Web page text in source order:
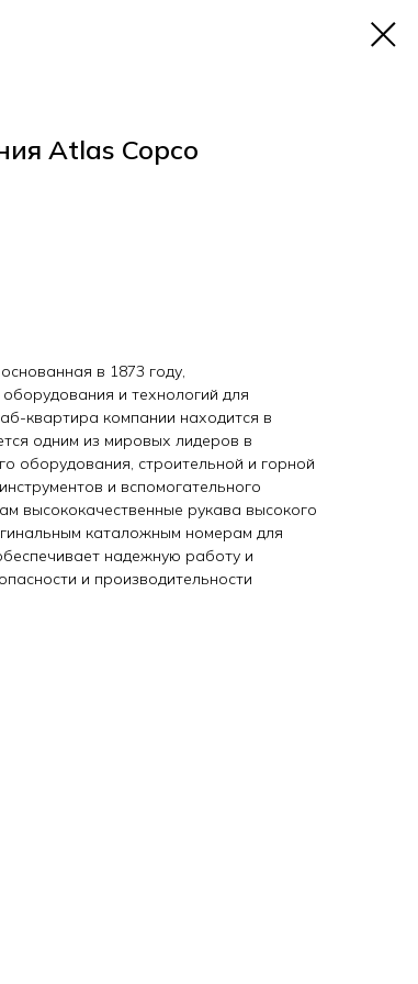
Atlas Copco
в 1873 году,
и технологий для
квартира компании находится в
одним из мировых лидеров в
оборудования, строительной и горной
и вспомогательного
высококачественные рукава высокого
каталожным номерам для
надежную работу и
и производительности